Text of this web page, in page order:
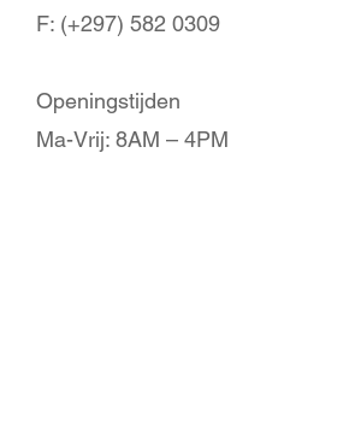
F: (+297) 582 0309
Openingstijden
Ma-Vrij: 8AM – 4PM